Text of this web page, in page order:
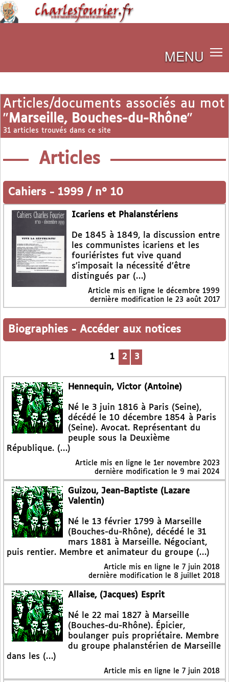
MENU
Articles/documents associés au mot
"Marseille, Bouches-du-Rhône"
31 articles trouvés dans ce site
Articles
Cahiers - 1999 / n° 10
Icariens et Phalanstériens
De 1845 à 1849, la discussion entre
les communistes icariens et les
fouriéristes fut vive quand
s’imposait la nécessité d’être
distingués par (…)
Article mis en ligne le décembre 1999
dernière modification le 23 août 2017
Biographies - Accéder aux notices
1 2 3
Hennequin, Victor (Antoine)
Né le 3 juin 1816 à Paris (Seine),
décédé le 10 décembre 1854 à Paris
(Seine). Avocat. Représentant du
peuple sous la Deuxième
République. (…)
Article mis en ligne le 1er novembre 2023
dernière modification le 9 mai 2024
Guizou, Jean-Baptiste (Lazare
Valentin)
Né le 13 février 1799 à Marseille
(Bouches-du-Rhône), décédé le 31
mars 1881 à Marseille. Négociant,
puis rentier. Membre et animateur du groupe (…)
Article mis en ligne le 7 juin 2018
dernière modification le 8 juillet 2018
Allaise, (Jacques) Esprit
Né le 22 mai 1827 à Marseille
(Bouches-du-Rhône). Épicier,
boulanger puis propriétaire. Membre
du groupe phalanstérien de Marseille
dans les (…)
Article mis en ligne le 7 juin 2018